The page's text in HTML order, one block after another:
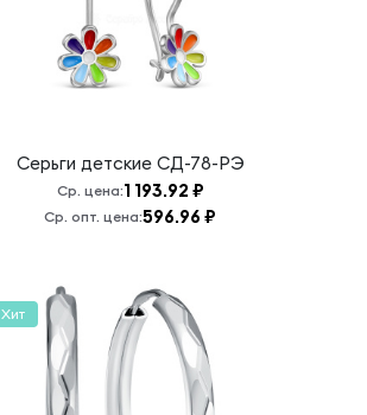
Серьги детские СД-78-РЭ
Ср. цена:1 193.92 ₽
Ср. опт. цена:596.96 ₽
Хит